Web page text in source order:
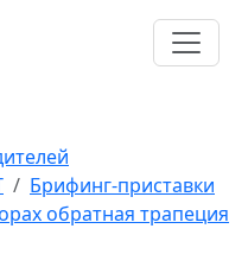
Брифинг-приставки
обратная трапеция